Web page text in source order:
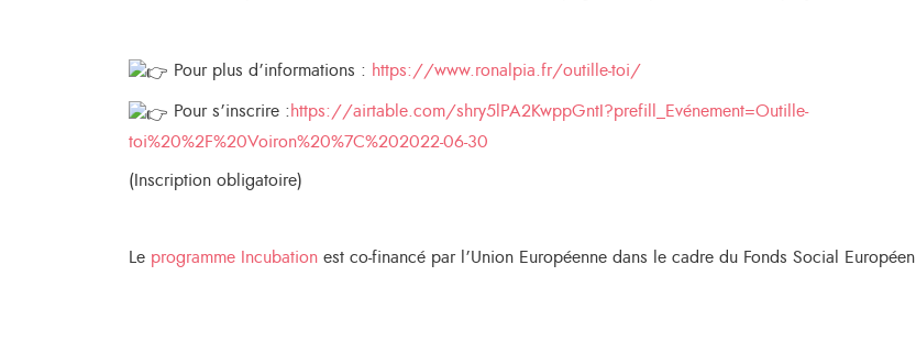
Pour plus d’informations : https://www.ronalpia.fr/outille-toi/
Pour s’inscrire :https://airtable.com/shry5lPA2KwppGntI?prefill_Evénement=Outille-
toi%20%2F%20Voiron%20%7C%202022-06-30
(Inscription obligatoire)
Le programme Incubation est co-financé par l’Union Européenne dans le cadre du Fonds Social Européen.